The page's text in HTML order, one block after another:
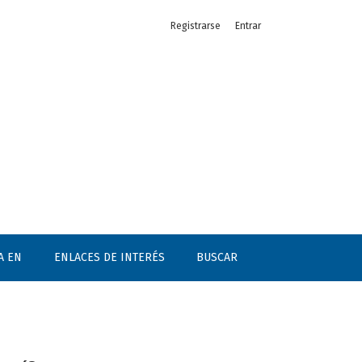
Registrarse Entrar
EN ENLACES DE INTERÉS BUSCAR